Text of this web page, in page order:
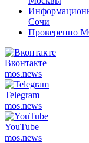
Сочи
Проверенно
Вконтакте
mos.news
Telegram
mos.news
YouTube
mos.news